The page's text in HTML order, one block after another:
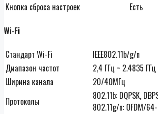
Кнопка сброса настроек
Есть
Wi-Fi
Стандарт Wi-Fi
IEEE802.11b/g/n
Диапазон частот
2,4 ГГц ~ 2.4835 ГГц
Ширина канала
20/40МГц
Протоколы
802.11b: DQPSK,
802.11g/n: OFDM/64-